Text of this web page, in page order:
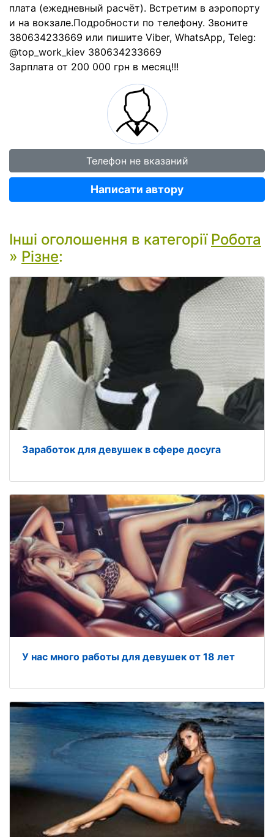
плата (ежедневный расчёт). Встретим в аэропорту
и на вокзале.Подробности по телефону. Звоните
380634233669 или пишите Viber, WhatsApp, Teleg:
@top_work_kiev 380634233669
Зарплата от 200 000 грн в месяц!!!
Телефон не вказаний
Написати автору
Інші оголошення в категорії Робота
» Різне:
Заработок для девушек в сфере досуга
У нас много работы для девушек от 18 лет